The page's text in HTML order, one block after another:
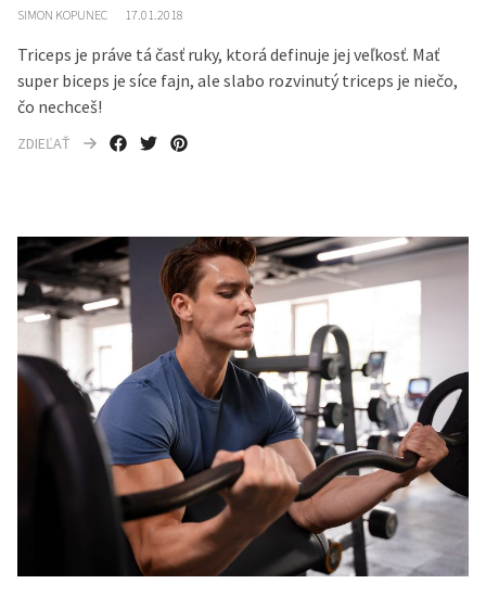
SIMON KOPUNEC 17.01.2018
Triceps je práve tá časť ruky, ktorá definuje jej veľkosť. Mať
super biceps je síce fajn, ale slabo rozvinutý triceps je niečo,
čo nechceš!
ZDIEĽAŤ